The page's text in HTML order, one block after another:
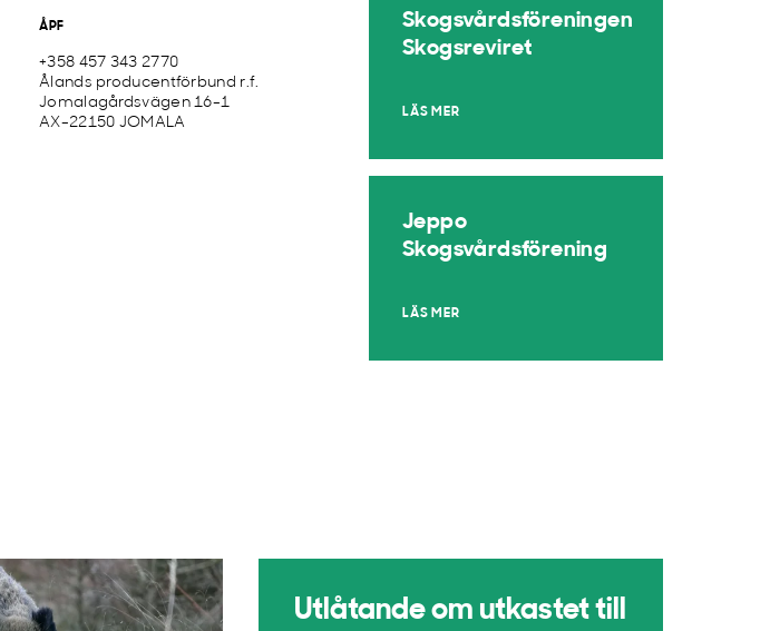
ÅPF
+358 457 343 2770
Ålands producentförbund r.f.
Jomalagårdsvägen 16-1
AX-22150 JOMALA
Skogsvårdsföreningen
Skogsreviret
LÄS MER
Jeppo
Skogsvårdsförening
LÄS MER
Utlåtande om utkastet till